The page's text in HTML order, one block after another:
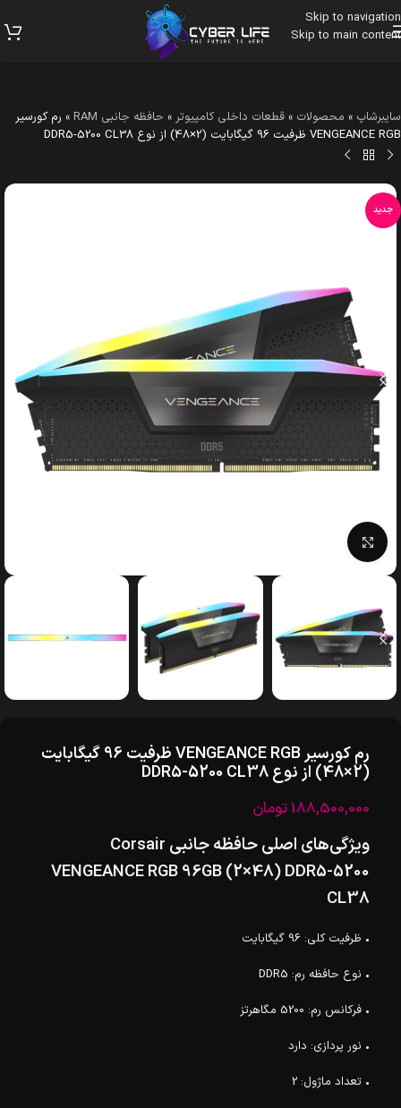
Skip to navigation
Skip to main content
سایبرشاپ » محصولات » قطعات داخلی کامپیوتر » حافظه جانبی RAM » رم کورسیر
VENGEANCE RGB ظرفیت 96 گیگابایت (2×48) از نوع DDR5-5200 CL38
جدید
بزرگنمایی تصویر
رم کورسیر VENGEANCE RGB ظرفیت 96 گیگابایت
(2×48) از نوع DDR5-5200 CL38
188,500,000تومان
ویژگی‌های اصلی حافظه جانبی Corsair
VENGEANCE RGB 96GB (2×48) DDR5-5200
CL38
• ظرفیت کلی: 96 گیگابایت
• نوع حافظه رم: DDR5
• فرکانس رم: 5200 مگاهرتز
• نور پردازی: دارد
• تعداد ماژول: 2